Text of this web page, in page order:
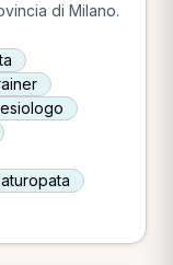
di Milano.